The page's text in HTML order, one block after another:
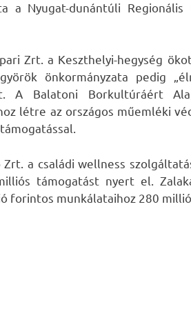
a Nyugat-dunántúli Regionális
Zrt. a Keszthelyi-hegység
önkormányzata pedig
A Balatoni Borkultúráért
létre az országos műemléki
Zrt. a családi wellness
támogatást nyert el.
forintos munkálataihoz 280